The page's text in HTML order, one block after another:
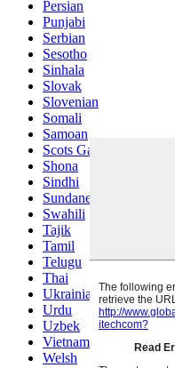
Persian
Punjabi
Serbian
Sesotho
Sinhala
Slovak
Slovenian
Somali
Samoan
Scots Gaelic
Shona
Sindhi
Sundanese
Swahili
Tajik
Tamil
Telugu
Thai
Ukrainian
Urdu
Uzbek
Vietnamese
Welsh